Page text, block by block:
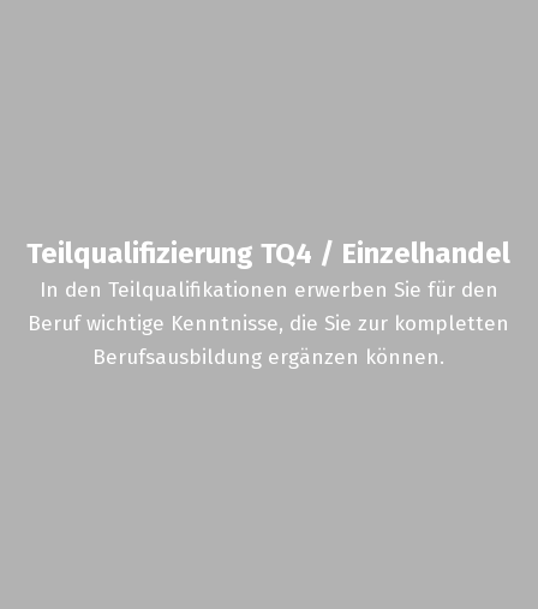
Teilqualifizierung TQ4 / Einzelhandel
In den Teilqualifikationen erwerben Sie für den
Beruf wichtige Kenntnisse, die Sie zur kompletten
Berufsausbildung ergänzen können.